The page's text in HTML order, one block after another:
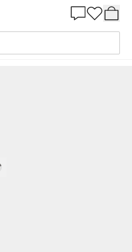
Bestil efter NCS 1080-R